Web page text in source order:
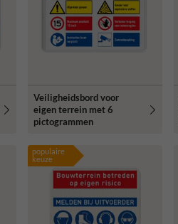
Veiligheidsbord voor
eigen terrein met 6
pictogrammen
populaire
keuze